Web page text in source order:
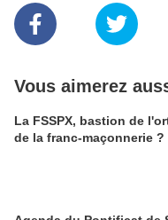
Vous aimerez
La FSSPX, bastion de
de la franc-maçonnerie ?